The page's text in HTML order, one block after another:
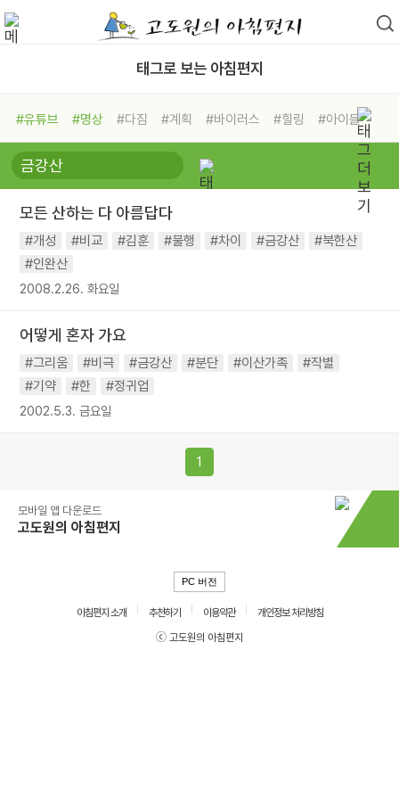
태그로 보는 아침편지
#유튜브 #명상 #다짐 #계획 #바이러스 #힐링
#아이들
#비전캠프
#독서캠프 #삶
#희망
#나눔 #친구 #링컨학교
#독서
#건강 #면역력
모든 산하는 다 아름답다
#개성 #비교 #김훈 #불행 #차이 #금강산
#북한산
#인완산
2008.2.26. 화요일
어떻게 혼자 가요
#그리움 #비극 #금강산 #분단 #이산가족
#작별
#기약
#한 #정귀업
2002.5.3. 금요일
1
모바일 앱 다운로드
고도원의 아침편지
PC 버전
아침편지 소개 추천하기 이용약관
개인정보 처리방침
ⓒ 고도원의 아침편지